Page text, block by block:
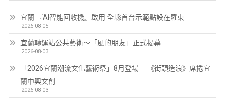
宜蘭 『AI智能回收機』啟用 全縣首台示範點設在羅東
2026-08-05
宜蘭轉運站公共藝術～「風的朋友」正式揭幕
2026-08-03
「2026宜蘭潮流文化藝術祭」8月登場 《街頭造浪》席捲宜
蘭中興文創
2026-08-03